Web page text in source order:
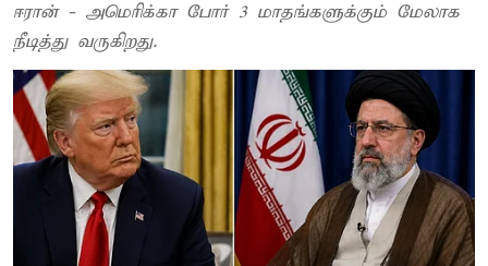
ஈரான் - அமெரிக்கா போர் 3 மாதங்களுக்கும் மேலாக
நீடித்து வருகிறது.